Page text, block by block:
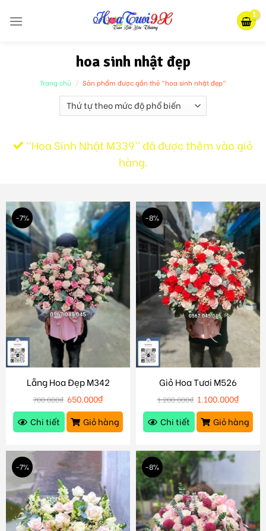
hoa sinh nhật đẹp
Trang chủ / Sản phẩm được gắn thẻ “hoa sinh nhật đẹp”
“Hoa Sinh Nhật M339” đã được thêm vào giỏ
hàng.
-7%
Lẵng Hoa Đẹp M342
700.000₫ 650.000₫
Chi tiết
Giỏ hàng
-8%
Giỏ Hoa Tươi M526
1.200.000₫ 1.100.000₫
Chi tiết
Giỏ hàng
-7% -8%